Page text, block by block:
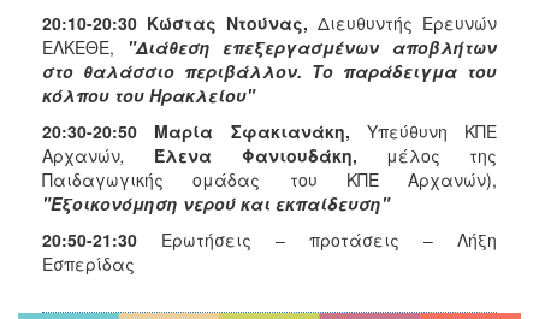
20:10-20:30 Κώστας Ντούνας, Διευθυντής Ερευνών
ΕΛΚΕΘΕ,
"Διάθεση επεξεργασμένων αποβλήτων
στο θαλάσσιο περιβάλλον. Το παράδειγμα του
κόλπου του Ηρακλείου"
20:30-20:50 Μαρία Σφακιανάκη, Υπεύθυνη ΚΠΕ
Αρχανών, Έλενα Φανιουδάκη, μέλος της
Παιδαγωγικής ομάδας του ΚΠΕ Αρχανών),
"Εξοικονόμηση νερού και εκπαίδευση"
20:50-21:30 Ερωτήσεις – προτάσεις – Λήξη
Εσπερίδας